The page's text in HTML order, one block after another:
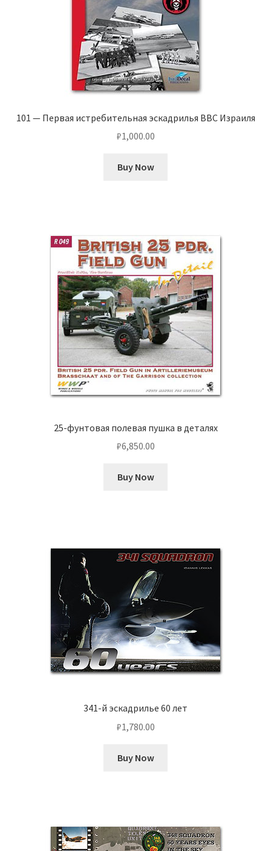
101 — Первая истребительная эскадрилья ВВС Израиля
₽1,000.00
Buy Now
25-фунтовая полевая пушка в деталях
₽6,850.00
Buy Now
341-й эскадрилье 60 лет
₽1,780.00
Buy Now